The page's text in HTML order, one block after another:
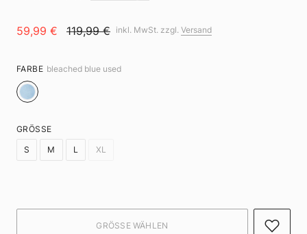
59,99 € 119,99 € inkl. MwSt. zzgl. Versand
FARBE bleached blue used
GRÖSSE
S
M L XL